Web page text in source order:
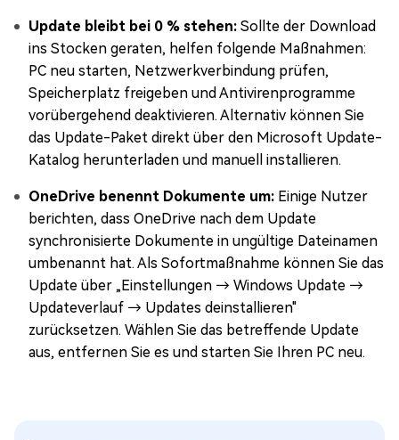
Update bleibt bei 0 % stehen: Sollte der Download
ins Stocken geraten, helfen folgende Maßnahmen:
PC neu starten, Netzwerkverbindung prüfen,
Speicherplatz freigeben und Antivirenprogramme
vorübergehend deaktivieren. Alternativ können Sie
das Update-Paket direkt über den Microsoft Update-
Katalog herunterladen und manuell installieren.
OneDrive benennt Dokumente um: Einige Nutzer
berichten, dass OneDrive nach dem Update
synchronisierte Dokumente in ungültige Dateinamen
umbenannt hat. Als Sofortmaßnahme können Sie das
Update über „Einstellungen → Windows Update →
Updateverlauf → Updates deinstallieren"
zurücksetzen. Wählen Sie das betreffende Update
aus, entfernen Sie es und starten Sie Ihren PC neu.